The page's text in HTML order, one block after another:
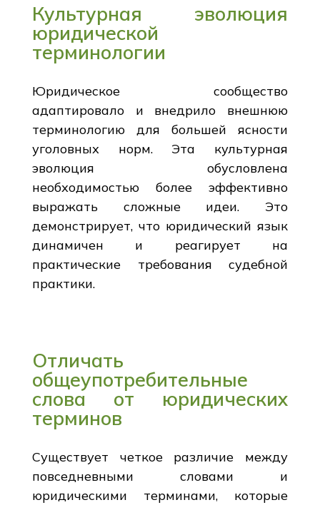
Культурная эволюция
юридической
терминологии
Юридическое сообщество
адаптировало и внедрило внешнюю
терминологию для большей ясности
уголовных норм. Эта культурная
эволюция обусловлена
необходимостью более эффективно
выражать сложные идеи. Это
демонстрирует, что юридический язык
динамичен и реагирует на
практические требования судебной
практики.
Отличать
общеупотребительные
слова от юридических
терминов
Существует четкое различие между
повседневными словами и
юридическими терминами, которые